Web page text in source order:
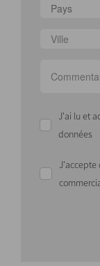
Pays
J'ai lu et
données
J'accepte